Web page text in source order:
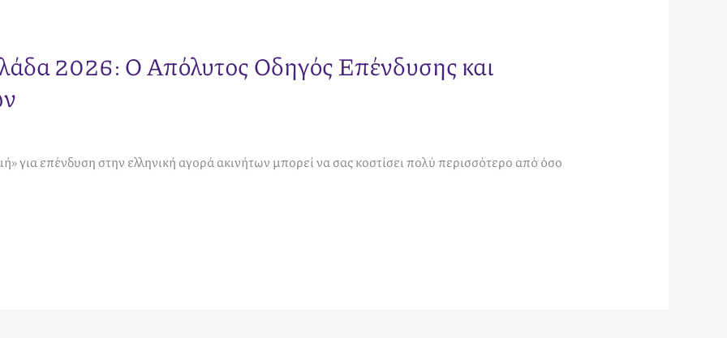
2026: Ο Απόλυτος Οδηγός Επένδυσης και
για επένδυση στην ελληνική αγορά ακινήτων μπορεί να σας κοστίσει πολύ περισσότερο από όσο